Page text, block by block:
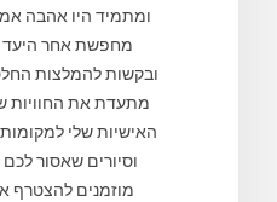
ומתמיד היו אהבה
מחפשת אחר היעד
ובקשות להמלצות
מתעדת את החוויות
האישיות שלי
וסיורים שאסור
מוזמנים להצטרף